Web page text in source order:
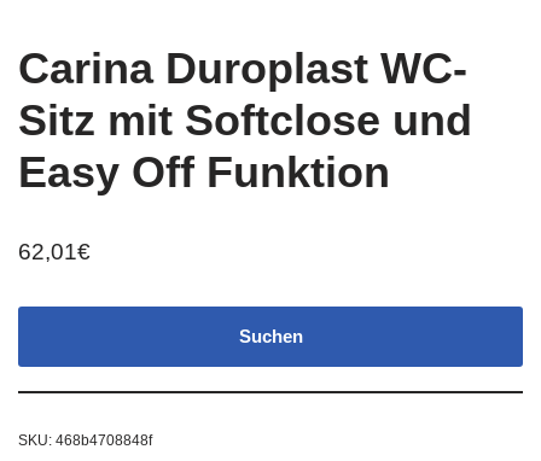
Carina Duroplast WC-
Sitz mit Softclose und
Easy Off Funktion
62,01€
Suchen
SKU: 468b4708848f